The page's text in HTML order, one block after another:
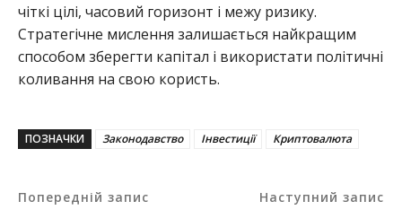
чіткі цілі, часовий горизонт і межу ризику.
Стратегічне мислення залишається найкращим
способом зберегти капітал і використати політичні
коливання на свою користь.
ПОЗНАЧКИ Законодавство Інвестиції Криптовалюта
Попередній запис
Наступний запис